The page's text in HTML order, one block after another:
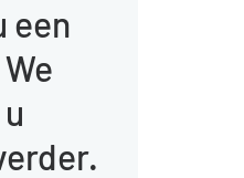
een